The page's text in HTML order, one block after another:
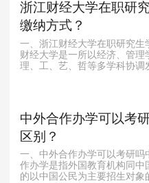
浙江财经大学在职研
缴纳方式？
一、浙江财经大学在职研究
财经大学是一所以经济、管理
理、工、艺、哲等多学科协调
中外合作办学可以考
区别？
一、中外合作办学可以考研
作办学是指外国教育机构同
的以中国公民为主要招生对象